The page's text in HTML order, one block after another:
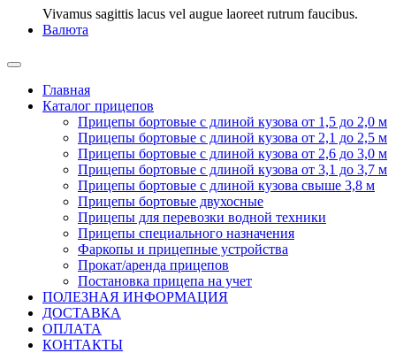
Vivamus sagittis lacus vel augue laoreet rutrum faucibus.
Валюта
Главная
Каталог прицепов
Прицепы бортовые с длиной кузова от 1,5 до 2,0 м
Прицепы бортовые с длиной кузова от 2,1 до 2,5 м
Прицепы бортовые с длиной кузова от 2,6 до 3,0 м
Прицепы бортовые с длиной кузова от 3,1 до 3,7 м
Прицепы бортовые с длиной кузова свыше 3,8 м
Прицепы бортовые двухосные
Прицепы для перевозки водной техники
Прицепы специального назначения
Фаркопы и прицепные устройства
Прокат/аренда прицепов
Постановка прицепа на учет
ПОЛЕЗНАЯ ИНФОРМАЦИЯ
ДОСТАВКА
ОПЛАТА
КОНТАКТЫ